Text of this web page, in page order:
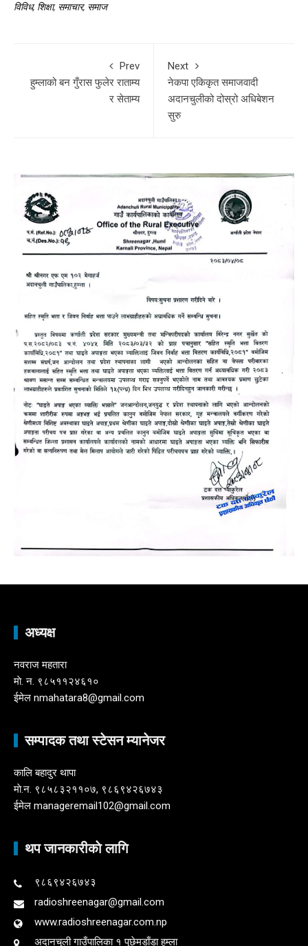
विविध, शिक्षा, समाचार, समाज
Prev
हुम्लाको बन गुँरास फुलेर राताम्य
र सेताम्य
Next
नेकपा एकिकृत समाजवादी
अदानचुलीको दोस्रो अधिबेशन
सुरु
अध्यक्ष
नवराज महतारा
माे. न. ९८५११२४६१०
ईमेल nmahatara8@gmail.com
सम्पादक तथा स्टेसन म्यानेजर
कालि बहादुर थापा
माे.न. ९८५८३२११०७, ९८६९४२६७४३
ईमेल manageremail102@gmail.com
थप जानकारीकाे लागि
९८६९४२६७४३
radioshreenagar@gmail.com
www.radioshreenagar.com.np
अदानचुली गाउँपालिका १ पुछेमडाँडा हुम्ला